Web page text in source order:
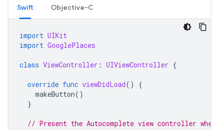
Swift Objective-C
import UIKit
import GooglePlaces
class ViewController : UIViewController {
override func viewDidLoad()
{
makeButton()
}
// Present the Autocomplete view controller